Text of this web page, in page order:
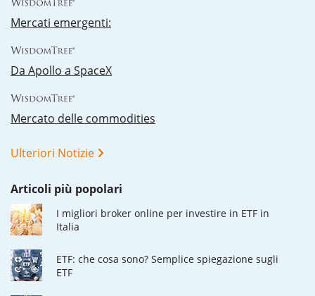
Mercati emergenti:
Da Apollo a SpaceX
Mercato delle commodities
Ulteriori Notizie
Articoli più popolari
I migliori broker online per investire in ETF in
Italia
ETF: che cosa sono? Semplice spiegazione sugli
ETF